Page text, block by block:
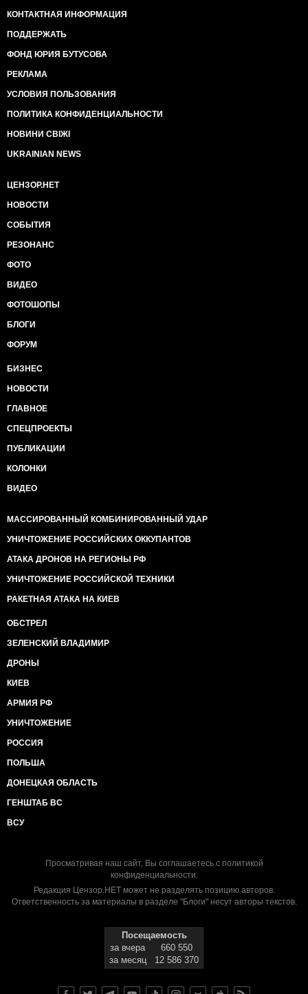
КОНТАКТНАЯ ИНФОРМАЦИЯ
ПОДДЕРЖАТЬ
ФОНД ЮРИЯ БУТУСОВА
РЕКЛАМА
УСЛОВИЯ ПОЛЬЗОВАНИЯ
ПОЛИТИКА КОНФИДЕНЦИАЛЬНОСТИ
НОВИНИ СВІЖІ
UKRAINIAN NEWS
ЦЕНЗОР.НЕТ
НОВОСТИ
СОБЫТИЯ
РЕЗОНАНС
ФОТО
ВИДЕО
ФОТОШОПЫ
БЛОГИ
ФОРУМ
БИЗНЕС
НОВОСТИ
ГЛАВНОЕ
СПЕЦПРОЕКТЫ
ПУБЛИКАЦИИ
КОЛОНКИ
ВИДЕО
МАССИРОВАННЫЙ КОМБИНИРОВАННЫЙ УДАР
УНИЧТОЖЕНИЕ РОССИЙСКИХ ОККУПАНТОВ
АТАКА ДРОНОВ НА РЕГИОНЫ РФ
УНИЧТОЖЕНИЕ РОССИЙСКОЙ ТЕХНИКИ
РАКЕТНАЯ АТАКА НА КИЕВ
ОБСТРЕЛ
ЗЕЛЕНСКИЙ ВЛАДИМИР
ДРОНЫ
КИЕВ
АРМИЯ РФ
УНИЧТОЖЕНИЕ
РОССИЯ
ПОЛЬША
ДОНЕЦКАЯ ОБЛАСТЬ
ГЕНШТАБ ВС
ВСУ
Просматривая наш сайт, Вы соглашаетесь с политикой
конфиденциальности.
Редакция Цензор.НЕТ может не разделять позицию авторов.
Ответственность за материалы в разделе "Блоги" несут авторы текстов.
Посещаемость
за вчера
660 550
за месяц
12 586 370